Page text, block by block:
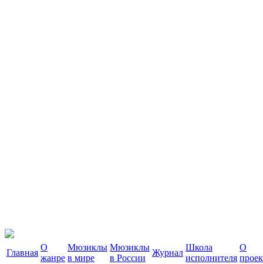
Главная
О
жанре
Мюзиклы
в мире
Мюзиклы
в России
Журнал
Школа
исполнителя
О